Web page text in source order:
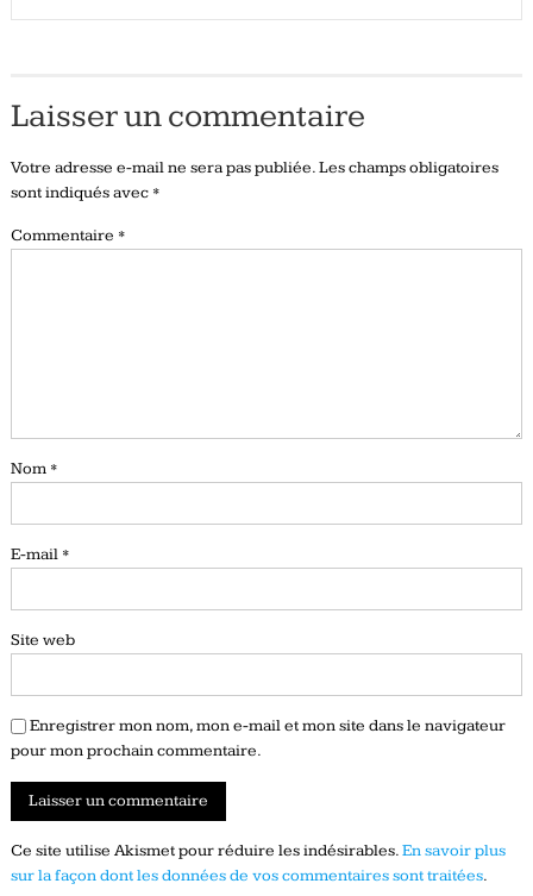
Laisser un commentaire
Votre adresse e-mail ne sera pas publiée.Les champs obligatoires
sont indiqués avec *
Commentaire *
Nom *
E-mail *
Site web
Enregistrer mon nom, mon e-mail et mon site dans le navigateur
pour mon prochain commentaire.
Ce site utilise Akismet pour réduire les indésirables.En savoir plus
sur la façon dont les données de vos commentaires sont traitées.